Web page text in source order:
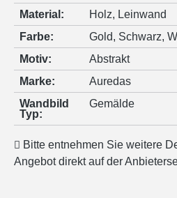
Material:
Holz, Leinwand
Farbe:
Gold, Schwarz,
Motiv:
Abstrakt
Marke:
Auredas
Wandbild
Typ:
Gemälde
Bitte entnehmen Sie weitere
Angebot direkt auf der